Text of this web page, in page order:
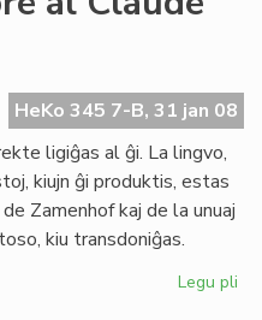
HeKo 345 7-B, 31 jan 08
ligiĝas al ĝi. La lingvo,
kiujn ĝi produktis, estas
Zamenhof kaj de la unuaj
kiu transdoniĝas.
Legu pli